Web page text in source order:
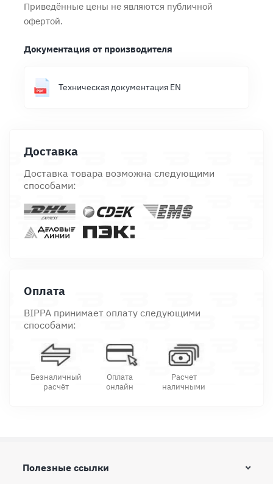
Приведённые цены не являются публичной
офертой.
Документация от производителя
Техническая документация EN
Доставка
Доставка товара возможна следующими
способами:
Оплата
BIPPA принимает оплату следующими
способами:
Безналичный
расчёт
Оплата
онлайн
Расчет
наличными
Полезные ссылки